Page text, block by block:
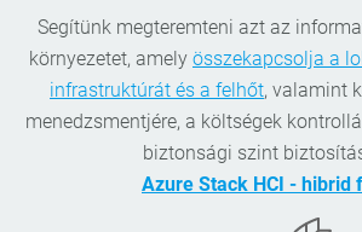
Segítünk megteremteni azt az
környezetet, amely összekapcsolja a
infrastruktúrát és a felhőt, valamint
menedzsmentjére, a költségek
biztonsági szint
Azure Stack HCI - hibrid